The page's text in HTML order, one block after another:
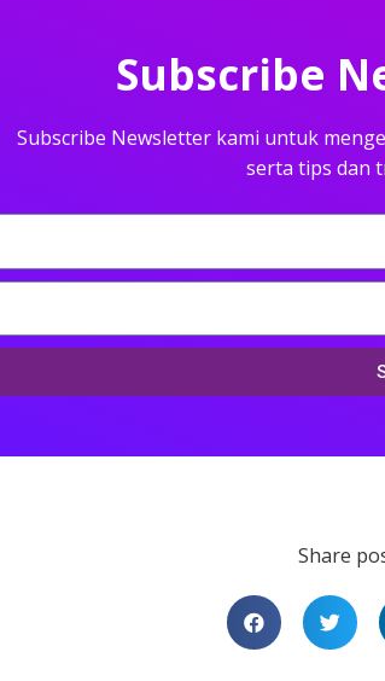
Subscribe
Subscribe Newsletter kami untuk
serta tips dan
Share